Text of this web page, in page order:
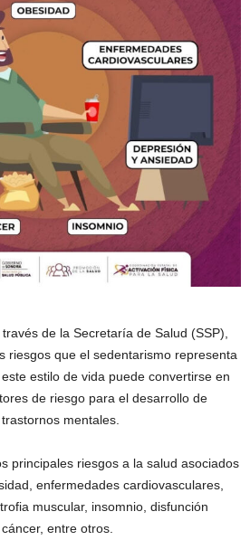
de la Secretaría de Salud (SSP),
riesgos que el sedentarismo representa
estilo de vida puede convertirse en
de riesgo para el desarrollo de
mentales.
principales riesgos a la salud asociados
enfermedades cardiovasculares,
muscular, insomnio, disfunción
entre otros.